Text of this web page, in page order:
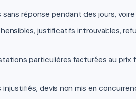
sans réponse pendant des jours,
justificatifs introuvables,
particulières facturées au prix
injustifiés, devis non mis en